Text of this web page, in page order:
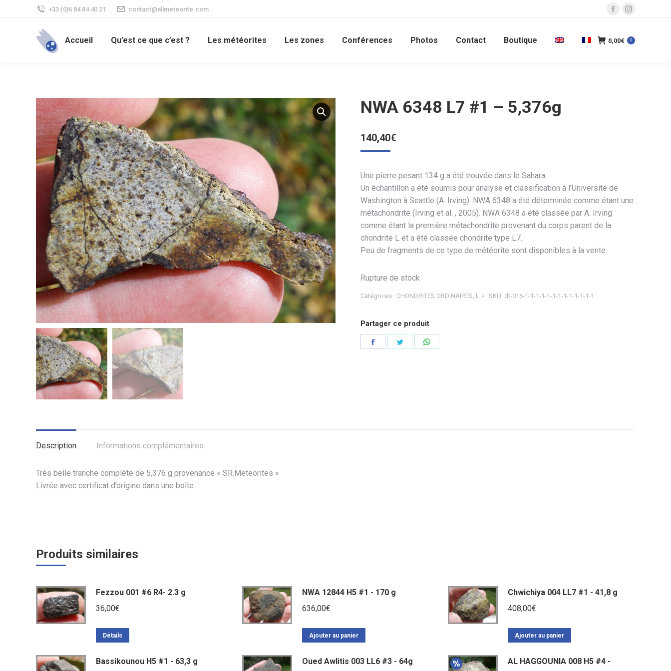
+33 (0)6 84 84 40 21 contact@allmeteorite.com
La
Facebook
La
Instagram
Accueil Qu’est ce que c’est ? Les météorites Les zones Conférences Photos Contact Boutique 0,00€ 0
NWA 6348 L7 #1 – 5,376g
140,40€
Une pierre pesant 134 g a été trouvée dans le Sahara.
Un échantillon a été soumis pour analyse et classification à l’Université de
Washington à Seattle (A. Irving). NWA 6348 a été déterminée comme étant une
métachondrite (Irving et al. , 2005). NWA 6348 a été classée par A. Irving
comme étant la première métachondrite provenant du corps parent de la
chondrite L et a été classée chondrite type L7.
Peu de fragments de ce type de météorite sont disponibles à la vente.
Rupture de stock
Catégories : CHONDRITES ORDINAIRES, L SKU: dt-016-1-1-1-1-1-1-1-1-1-1-1-1-1
Partager ce produit
Partager Partager
Description Informations complémentaires
Très belle tranche complète de 5,376 g provenance « SR.Meteorites »
Livrée avec certificat d’origine dans une boîte.
Produits similaires
Fezzou 001 #6 R4- 2.3 g
36,00€
Détails
NWA 12844 H5 #1 - 170 g
636,00€
Ajouter au panier
Chwichiya 004 LL7 #1 - 41,8 g
408,00€
Ajouter au panier
Bassikounou H5 #1 - 63,3 g
Oued Awlitis 003 LL6 #3 - 64g
AL HAGGOUNIA 008 H5 #4 -